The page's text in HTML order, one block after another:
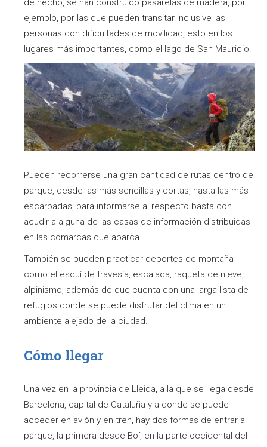
de hecho, se han construido pasarelas de madera, por
ejemplo, por las que pueden transitar inclusive las
personas con dificultades de movilidad, esto en los
lugares más importantes, como el lago de San Mauricio.
Pueden recorrerse una gran cantidad de rutas dentro del
parque, desde las más sencillas y cortas, hasta las más
escarpadas, para informarse al respecto basta con
acudir a alguna de las casas de información distribuidas
en las comarcas que abarca.
También se pueden practicar deportes de montaña
como el esquí de travesía, escalada, raqueta de nieve,
alpinismo, además de que cuenta con una larga lista de
refugios donde se puede disfrutar del clima en un
ambiente alejado de la ciudad.
Cómo llegar
Una vez en la provincia de Lleida, a la que se llega desde
Barcelona, capital de Cataluña y a donde se puede
acceder en avión y en tren, hay dos formas de entrar al
parque, la primera desde Boí, en la parte occidental del